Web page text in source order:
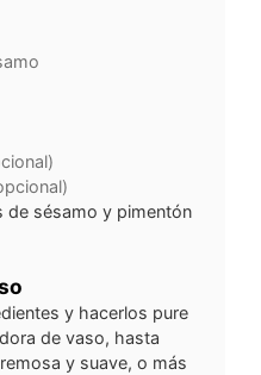
de sésamo y pimentón
y hacerlos pure
de vaso, hasta
y suave, o más